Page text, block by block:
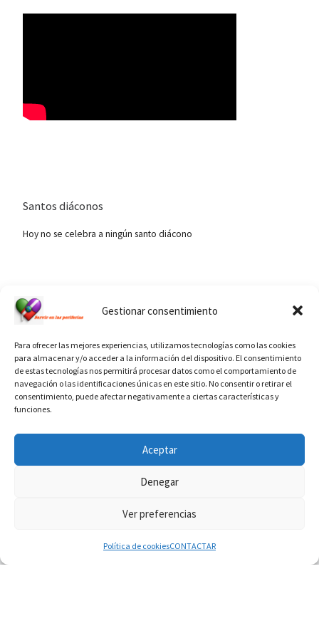
Gestionar consentimiento
Para ofrecer las mejores experiencias, utilizamos tecnologías como las cookies
para almacenar y/o acceder a la información del dispositivo. El consentimiento
de estas tecnologías nos permitirá procesar datos como el comportamiento de
navegación o las identificaciones únicas en este sitio. No consentir o retirar el
consentimiento, puede afectar negativamente a ciertas características y
funciones.
Aceptar
Denegar
Ver preferencias
Política de cookiesCONTACTAR
Santos diáconos
Hoy no se celebra a ningún santo diácono
Diaconado permanente– Todos los derechos reservados
WP